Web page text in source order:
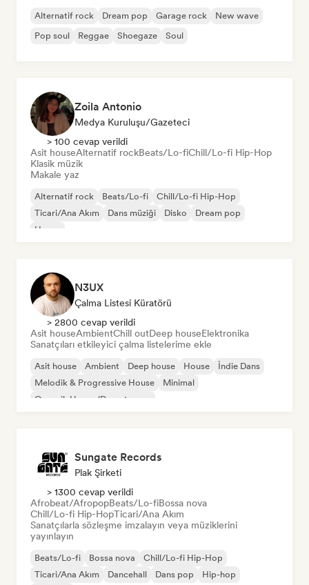
Alternatif rock Dream pop Garage rock
New wave
Pop soul
Reggae Shoegaze Soul
Zoila Antonio
Medya Kuruluşu/Gazeteci
> 100 cevap verildi
Asit houseAlternatif rockBeats/Lo-fiChill/Lo-fi Hip-Hop
Klasik müzik
Makale yaz
Alternatif rock Beats/Lo-fi
Chill/Lo-fi Hip-Hop
Ticari/Ana Akım
Dans müziği Disko
Dream pop
House
N3UX
Çalma Listesi Küratörü
> 2800 cevap verildi
Asit houseAmbientChill outDeep houseElektronika
Sanatçıları etkileyici çalma listelerime ekle
Asit house Ambient Deep house House
İndie Dans
Melodik & Progressive House
Minimal
Organik House/Downtempo
Sungate Records
Plak Şirketi
> 1300 cevap verildi
Afrobeat/AfropopBeats/Lo-fiBossa nova
Chill/Lo-fi Hip-HopTicari/Ana Akım
Sanatçılarla sözleşme imzalayın veya müziklerini
yayınlayın
Beats/Lo-fi Bossa nova
Chill/Lo-fi Hip-Hop
Ticari/Ana Akım
Dancehall Dans pop
Hip-hop